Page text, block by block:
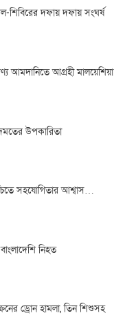
শিবিরের দফায় দফায় সংঘর্ষ
আমদানিতে আগ্রহী মালয়েশিয়া
উপকারিতা
সহযোগিতার আশ্বাস…
নিহত
ড্রোন হামলা, তিন শিশুসহ